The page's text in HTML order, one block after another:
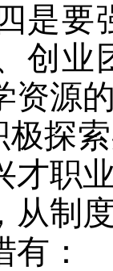
是要
创业
资源
探
才职
从制
：